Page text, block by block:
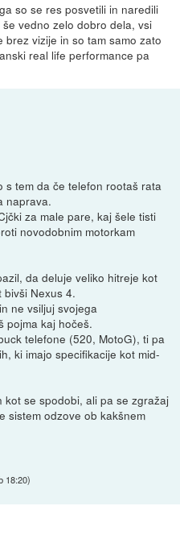
so se res posvetili in naredili
vedno zelo dobro dela, vsi
vizije in so tam samo zato
real life performance pa
s tem da če telefon rootaš rata
naprava.
za male pare, kaj šele tisti
novodobnim motorkam
da deluje veliko hitreje kot
bivši Nexus 4.
ne vsiljuj svojega
pojma kaj hočeš.
telefone (520, MotoG), ti pa
ki imajo specifikacije kot mid-
se spodobi, ali pa se zgražaj
sistem odzove ob kakšnem
18:20)